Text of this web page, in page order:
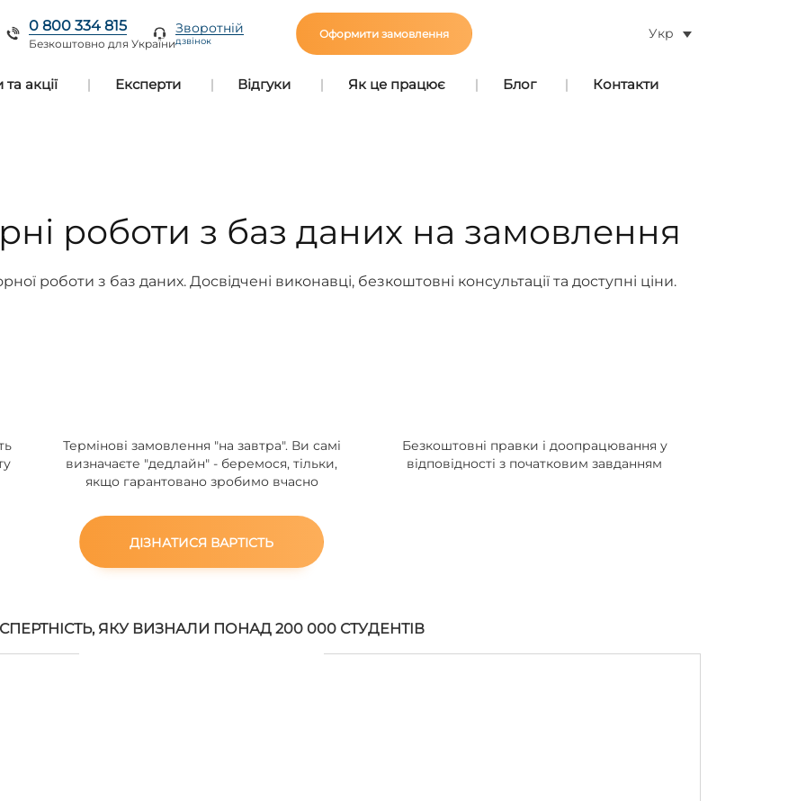
0 800 334 815
Безкоштовно для України
Зворотній
дзвінок
Оформити замовлення Укр
акції Експерти Відгуки Як це працює Блог Контакти
роботи з баз даних на замовлення
роботи з баз даних. Досвідчені виконавці, безкоштовні консультації та доступні ціни.
Термінові замовлення "на завтра". Ви самі
визначаєте "дедлайн" - беремося, тільки,
якщо гарантовано зробимо вчасно
Безкоштовні правки і доопрацювання у
відповідності з початковим завданням
ДІЗНАТИСЯ ВАРТІСТЬ
ЯКУ ВИЗНАЛИ ПОНАД 200 000 СТУДЕНТІВ